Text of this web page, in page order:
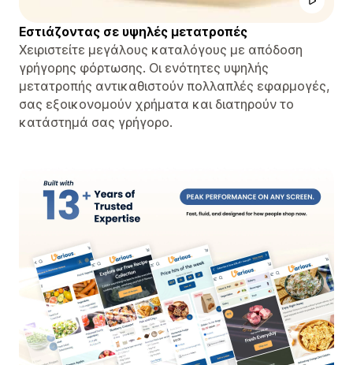
Εστιάζοντας σε υψηλές μετατροπές
Χειριστείτε μεγάλους καταλόγους με απόδοση
γρήγορης φόρτωσης. Οι ενότητες υψηλής
μετατροπής αντικαθιστούν πολλαπλές εφαρμογές,
σας εξοικονομούν χρήματα και διατηρούν το
κατάστημά σας γρήγορο.